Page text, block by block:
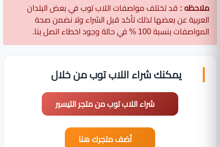
ملاحظه : قد تختلف مواصفات اللاب توب في بعض البلدان
العربية عن بعضها لذلك تأكد قبل الشراء ولا نضمن صحة
المواصفات بنسبة 100 % في حالة وجود اخطاء اتصل بنا.
يمكنك شراء اللاب توب من خلال
شراء اللاب توب من متجر التيسير
أضف متجرك هنا